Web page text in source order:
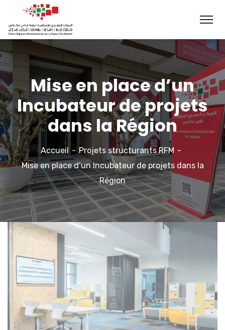
Mise en place d’un
Incubateur de projets
dans la Région
Accueil
Projets structurants RFM
Mise en place d’un Incubateur de projets dans la
Région